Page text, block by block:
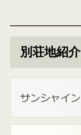
別荘地紹介